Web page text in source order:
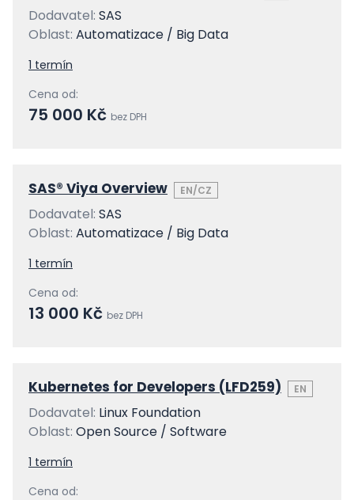
Dodavatel: SAS
Oblast: Automatizace / Big Data
1 termín
Cena od:
75 000 Kč bez DPH
SAS® Viya Overview EN/CZ
Dodavatel: SAS
Oblast: Automatizace / Big Data
1 termín
Cena od:
13 000 Kč bez DPH
Kubernetes for Developers (LFD259) EN
Dodavatel: Linux Foundation
Oblast: Open Source / Software
1 termín
Cena od: